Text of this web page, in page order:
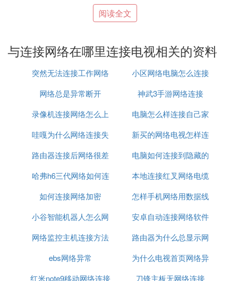
3. 如何将网线连接到网络电视上
1、有线网络连接：网络电视用网线连接路由器，按
遥控器菜单键呼出菜单窗口，进入功能选项，选择网
络设置，再选择有线连接并衫正把网络设置设为自动
无线网络连接：如果网络电视有内置WiFi模块，
按遥控器菜单键呼出菜单窗口，进入功能选项，选择
网络设置，再选择无线连接并按确认键搜索WIFI信
号，选择搜到的目标信号输入密码连接或纤悔即可。
络服务商的客服电话咨询。网线出现断路，就会造成
电视机显示网线未查现象。
4. 网络电视怎么连接网络
网络电视怎么连接网络
（1）使用HDMI高清线或AV线将机顶盒与电视机连
接；若使用HDMI线连接，请使用电视遥控器将电视
阅读全文
与连接网络在哪里连接电视相关的资料
突然无法连接工作网络
小区网络电脑怎么连接
路由器
网络总是异常断开
神武3手游网络连接
录像机连接网络怎么上
网
电脑怎么样连接自己家
的网络
哇嘎为什么网络连接失
败
新买的网络电视怎样连
接网络
路由器连接后网络很差
电脑如何连接到隐藏的
网络
哈弗h6三代网络如何连
接
本地连接红叉网络电缆
被拔出
如何连接网络加密
怎样手机网络用数据线
连接给电脑
小谷智能机器人怎么网
络连接
安卓自动连接网络软件
网络监控主机连接方法
路由器为什么总显示网
络异常
ebs网络异常
为什么电视首页网络异
常
红米note9移动网络连接
刀锋主板无网络连接